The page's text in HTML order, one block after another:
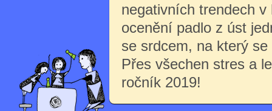
negativních trendech
ocenění padlo z úst
se srdcem, na který
Přes všechen stres a
ročník 2019!